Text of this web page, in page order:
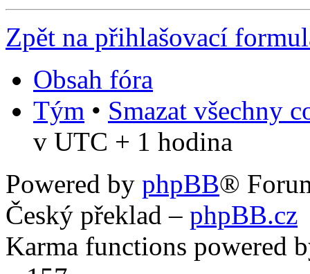
Zpět na přihlašovací
Obsah fóra
Tým • Smazat všechny
v UTC + 1 hodina
Powered by phpBB®
Český překlad – phpBB.cz
Karma functions powered